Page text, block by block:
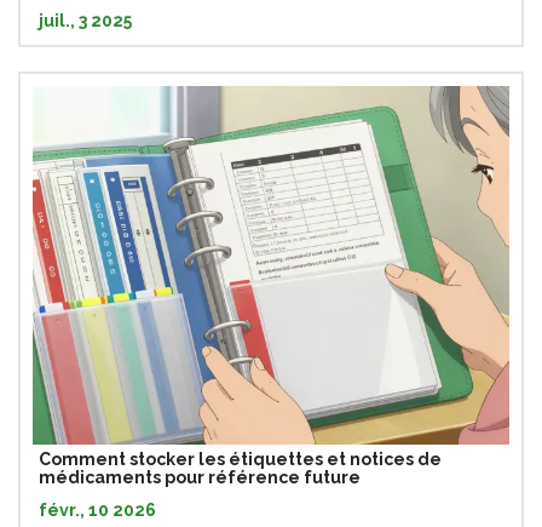
juil., 3 2025
Comment stocker les étiquettes et notices de
médicaments pour référence future
févr., 10 2026